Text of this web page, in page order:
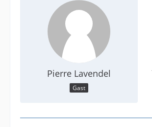
Pierre Lavendel
Gast